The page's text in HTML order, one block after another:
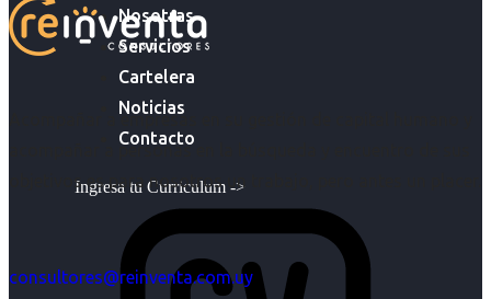
Nosotras
Servicios
Cartelera
Noticias
Contacto
Ingresa tu Curriculum ->
Acompañar a empresas en su gestión de capital humano y
acompañar a personas en la búsqueda y encuentro de sus
objetivos es para nosotros un trabajo, pero antes un placer.
consultores@reinventa.com.uy